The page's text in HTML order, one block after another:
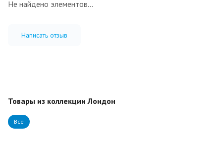
Не найдено элементов...
Написать отзыв
Товары из коллекции Лондон
Все